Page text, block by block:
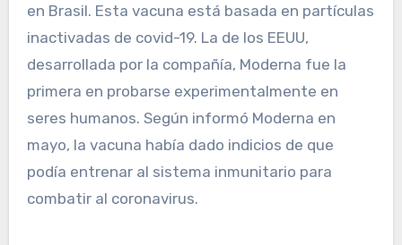
en Brasil. Esta vacuna está basada en partículas
inactivadas de covid-19. La de los EEUU,
desarrollada por la compañía, Moderna fue la
primera en probarse experimentalmente en
seres humanos. Según informó Moderna en
mayo, la vacuna había dado indicios de que
podía entrenar al sistema inmunitario para
combatir al coronavirus.